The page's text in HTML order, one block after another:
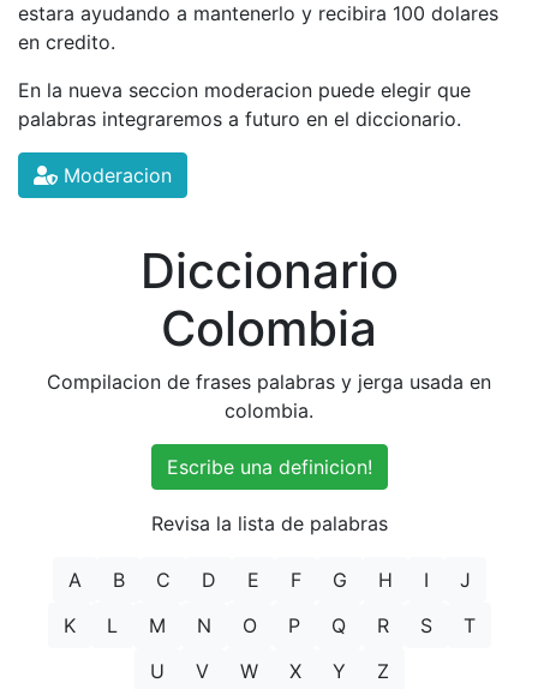
estara ayudando a mantenerlo y recibira 100 dolares
en credito.
En la nueva seccion moderacion puede elegir que
palabras integraremos a futuro en el diccionario.
Moderacion
Diccionario
Colombia
Compilacion de frases palabras y jerga usada en
colombia.
Escribe una definicion!
Revisa la lista de palabras
A B C D E F G H I
J
K
L M N O P Q R S
T
U
V W X Y Z